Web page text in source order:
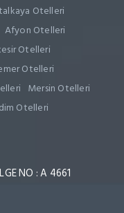
Otelleri
Afyon Otelleri
Otelleri
Otelleri
Mersin Otelleri
Otelleri
NO : A 4661